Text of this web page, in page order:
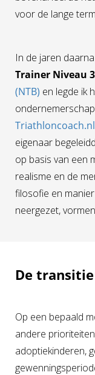
voor de lange
In de jaren
Trainer Niveau 3
(NTB) en legde ik
Triathloncoach.nl
eigenaar
op basis van een
realisme en de
filosofie en
neergezet,
De
Op een bepaald
andere
adoptiekinderen,